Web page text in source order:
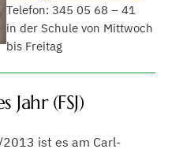
Telefon: 345 05 68 – 41
in der Schule von Mittwoch
bis Freitag
Jahr (FSJ)
ist es am Carl-